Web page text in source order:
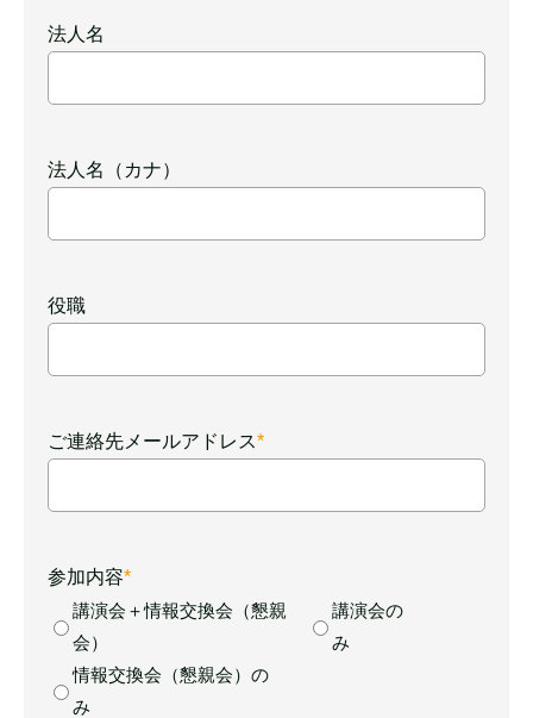
法人名
法人名（カナ）
役職
ご連絡先メールアドレス*
参加内容*
講演会＋情報交換会（懇親
会）
講演会の
み
情報交換会（懇親会）の
み